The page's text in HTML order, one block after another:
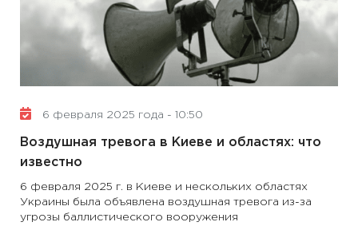
6 февраля 2025 года - 10:50
Воздушная тревога в Киеве и областях: что
известно
6 февраля 2025 г. в Киеве и нескольких областях
Украины была объявлена ​​воздушная тревога из-за
угрозы баллистического вооружения